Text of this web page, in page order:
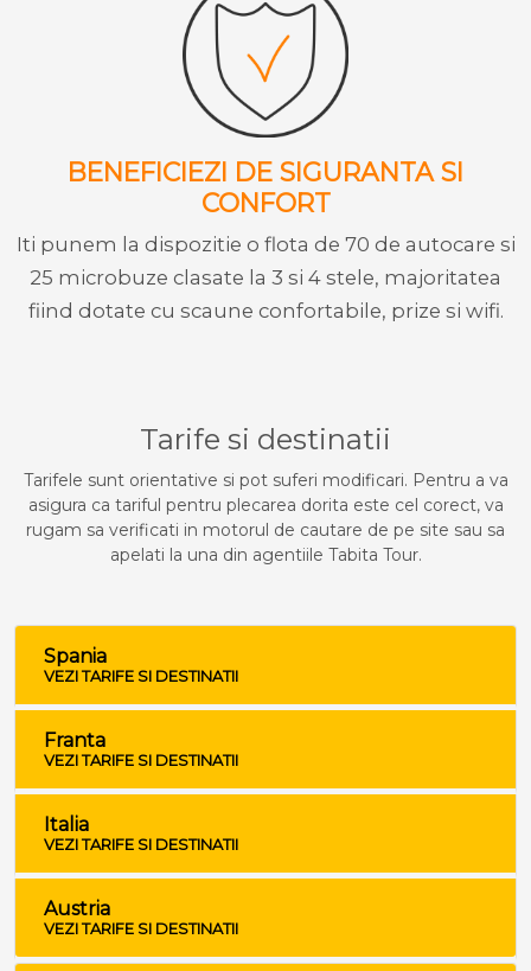
BENEFICIEZI DE SIGURANTA SI
CONFORT
Iti punem la dispozitie o flota de 70 de autocare si
25 microbuze clasate la 3 si 4 stele, majoritatea
fiind dotate cu scaune confortabile, prize si wifi.
Tarife si destinatii
Tarifele sunt orientative si pot suferi modificari. Pentru a va
asigura ca tariful pentru plecarea dorita este cel corect, va
rugam sa verificati in motorul de cautare de pe site sau sa
apelati la una din agentiile Tabita Tour.
Spania
VEZI TARIFE SI DESTINATII
Franta
VEZI TARIFE SI DESTINATII
Italia
VEZI TARIFE SI DESTINATII
Austria
VEZI TARIFE SI DESTINATII